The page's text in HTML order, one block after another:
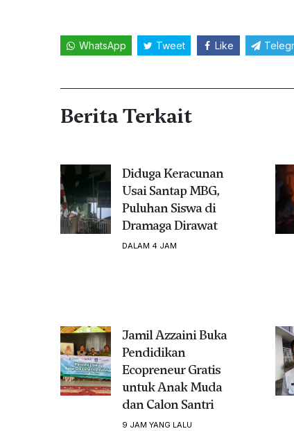
WhatsApp Tweet Like
Berita Terkait
Diduga Keracunan
Usai Santap MBG,
Puluhan Siswa di
Dramaga Dirawat
DALAM 4 JAM
Jamil Azzaini Buka
Pendidikan
Ecopreneur Gratis
untuk Anak Muda
dan Calon Santri
9 JAM YANG LALU